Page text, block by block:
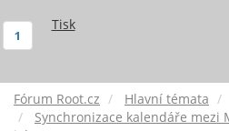
Tisk
1
Fórum Root.cz Hlavní témata
Synchronizace kalendáře mezi